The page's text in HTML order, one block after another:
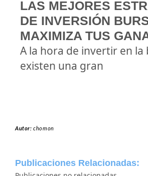
LAS MEJORES
DE INVERSIÓN
MAXIMIZA TUS
A la hora de invertir en la
existen una gran
Autor:chomon
Publicaciones Relacionadas: